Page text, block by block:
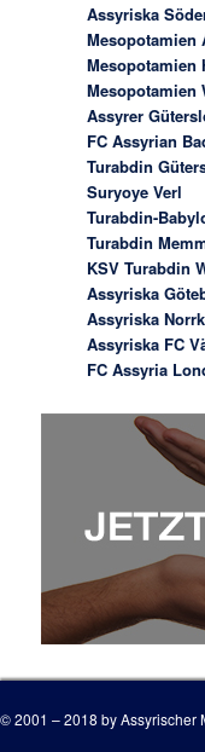
Assyriska
Mesopotamien
Mesopotamien
Mesopotamien
Assyrer
FC Assyrian
Turabdin
Suryoye Verl
Turabdin-
Turabdin
KSV Turabdin
Assyriska
Assyriska
Assyriska FC
FC Assyria
© 2001 – 2018 by Assyrischer